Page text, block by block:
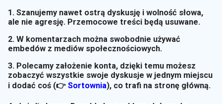
1. Szanujemy nawet ostrą dyskusję i wolność słowa,
ale nie agresję. Przemocowe treści będą usuwane.
2. W komentarzach można swobodnie używać
embedów z mediów społecznościowych.
3. Polecamy założenie konta, dzięki temu możesz
zobaczyć wszystkie swoje dyskusje w jednym miejscu
i dodać coś (👉 Sortownia), co trafi na stronę główną.